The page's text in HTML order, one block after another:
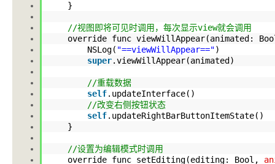
}
//视图即将可见时调用，每次显示view就会调用
override func viewWillAppear(animated:
NSLog( "==viewWillAppear==")
super.viewWillAppear(animated)
//重载数据
self.updateInterface()
//改变右侧按钮状态
self.updateRightBarButtonItemState()
}
//设置为编辑模式时调用
override func setEditing(editing: Bool,